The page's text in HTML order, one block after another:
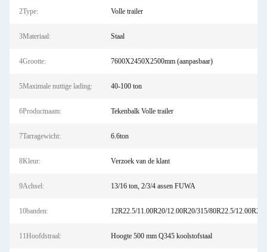
2Type: Volle trailer
3Materiaal: Staal
4Grootte: 7600X2450X2500mm (aanpasbaar)
5Maximale nuttige lading: 40-100 ton
6Productnaam: Tekenbalk Volle trailer
7Tarragewicht: 6.6ton
8Kleur: Verzoek van de klant
9Achsel: 13/16 ton, 2/3/4 assen FUWA
10banden: 12R22.5/11.00R20/12.00R20/315/80R22.5/
11Hoofdstraal: Hoogte 500 mm Q345 koolstofstaal